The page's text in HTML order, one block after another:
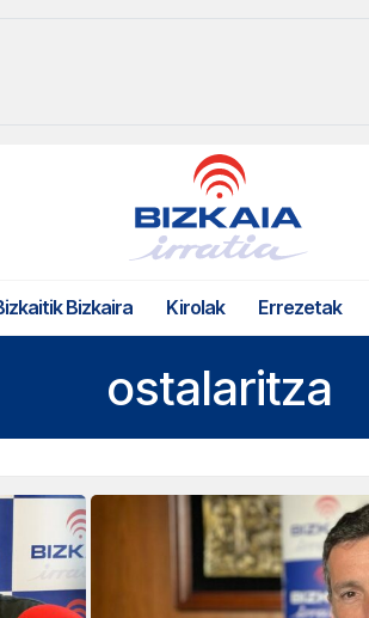
Bizkaira Kirolak Errezetak
ostalaritza